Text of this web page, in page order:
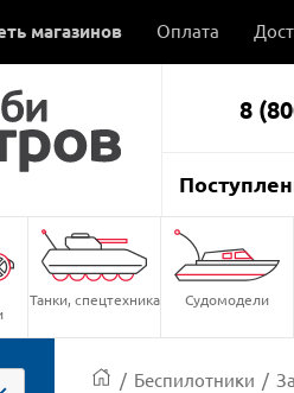
магазинов Оплата
8
Танки, спецтехника Судомодели
/ Беспилотники /